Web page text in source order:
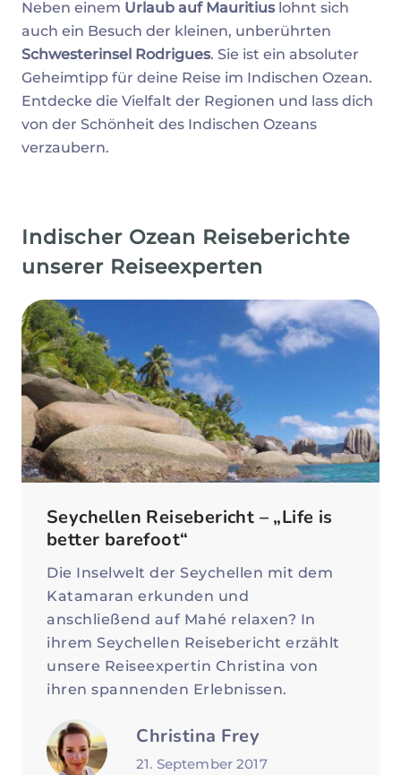
Neben einem Urlaub auf Mauritiuslohnt sich
auch ein Besuch der kleinen, unberührten
Schwesterinsel Rodrigues. Sie ist ein absoluter
Geheimtipp für deine Reise im Indischen Ozean.
Entdecke die Vielfalt der Regionen und lass dich
von der Schönheit des Indischen Ozeans
verzaubern.
Indischer Ozean Reiseberichte
unserer Reiseexperten
Seychellen Reisebericht – „Life is
better barefoot“
Die Inselwelt der Seychellen mit dem
Katamaran erkunden und
anschließend auf Mahé relaxen? In
ihrem Seychellen Reisebericht erzählt
unsere Reiseexpertin Christina von
ihren spannenden Erlebnissen.
Christina Frey
21. September 2017